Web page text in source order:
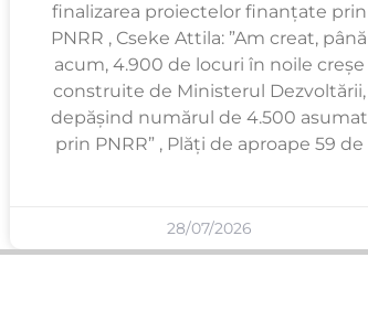
finalizarea proiectelor finanțate prin
PNRR , Cseke Attila: ”Am creat, până
acum, 4.900 de locuri în noile creșe
construite de Ministerul Dezvoltării,
depășind numărul de 4.500 asumat
prin PNRR” , Plăți de aproape 59 de
28/07/2026